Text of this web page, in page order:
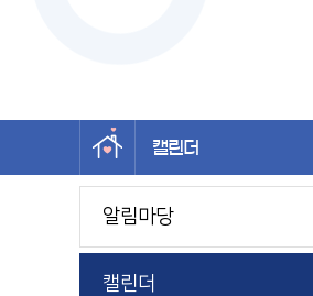
캘린더
왼쪽메뉴
알림마당
캘린더